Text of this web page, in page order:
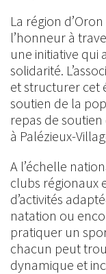
La région
l’honneur à
une initiative qui
solidarité.
et structurer cet
soutien de la
repas de
à Palézieux-
A l’échelle
clubs régionaux
d’activités
natation ou
pratiquer un
chacun peut
dynamique et